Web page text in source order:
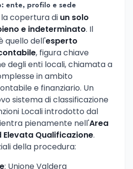
ente, profilo e sede
copertura di un solo
e indeterminato. Il
quello dell'esperto
, figura chiave
degli enti locali, chiamata a
in ambito
e finanziario. Un
sistema di classificazione
Locali introdotto dal
pienamente nell'Area
Elevata Qualificazione.
della procedura:
: Unione Valdera